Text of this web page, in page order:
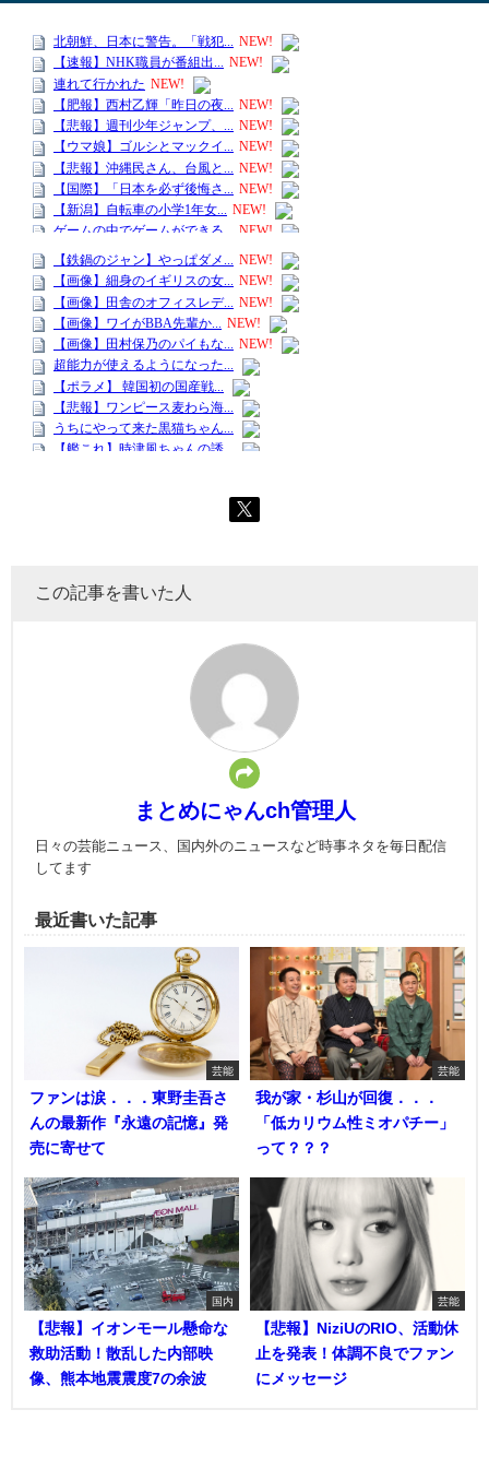
この記事を書いた人
まとめにゃんch管理人
日々の芸能ニュース、国内外のニュースなど時事ネタを毎日配信
してます
最近書いた記事
芸能
ファンは涙．．．東野圭吾さ
んの最新作『永遠の記憶』発
売に寄せて
芸能
我が家・杉山が回復．．．
「低カリウム性ミオパチー」
って？？？
国内
【悲報】イオンモール懸命な
救助活動！散乱した内部映
像、熊本地震震度7の余波
芸能
【悲報】NiziUのRIO、活動休
止を発表！体調不良でファン
にメッセージ